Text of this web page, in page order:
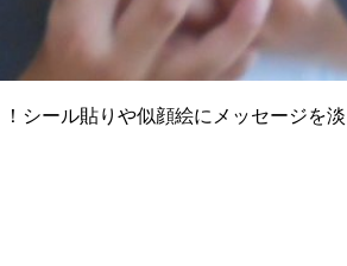
シール貼りや似顔絵にメッセージを